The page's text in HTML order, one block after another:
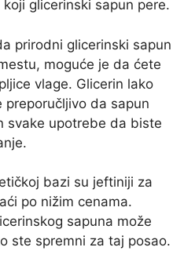
glicerinski sapun pere.
prirodni glicerinski sapun
moguće je da ćete
vlage. Glicerin lako
da sapun
svake upotrebe da biste
bazi su jeftiniji za
po nižim cenama.
sapuna može
ste spremni za taj posao.